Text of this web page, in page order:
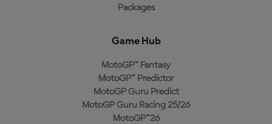
Packages
Game Hub
MotoGP™ Fantasy
MotoGP™ Predictor
MotoGP Guru Predict
MotoGP Guru Racing 25/26
MotoGP™26